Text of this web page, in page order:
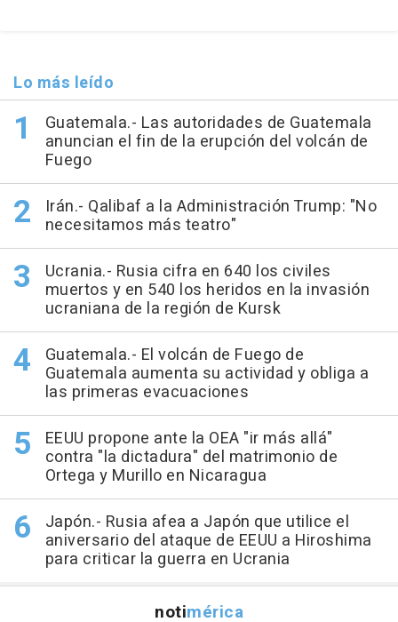
Lo más leído
Guatemala.- Las autoridades de Guatemala
anuncian el fin de la erupción del volcán de
Fuego
Irán.- Qalibaf a la Administración Trump: "No
necesitamos más teatro"
Ucrania.- Rusia cifra en 640 los civiles
muertos y en 540 los heridos en la invasión
ucraniana de la región de Kursk
Guatemala.- El volcán de Fuego de
Guatemala aumenta su actividad y obliga a
las primeras evacuaciones
EEUU propone ante la OEA "ir más allá"
contra "la dictadura" del matrimonio de
Ortega y Murillo en Nicaragua
Japón.- Rusia afea a Japón que utilice el
aniversario del ataque de EEUU a Hiroshima
para criticar la guerra en Ucrania
notimérica